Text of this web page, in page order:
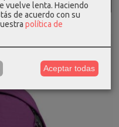
-10 %
vuelve lenta. Haciendo
de acuerdo con su
política de
Aceptar todas